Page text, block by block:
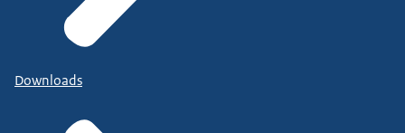
Downloads